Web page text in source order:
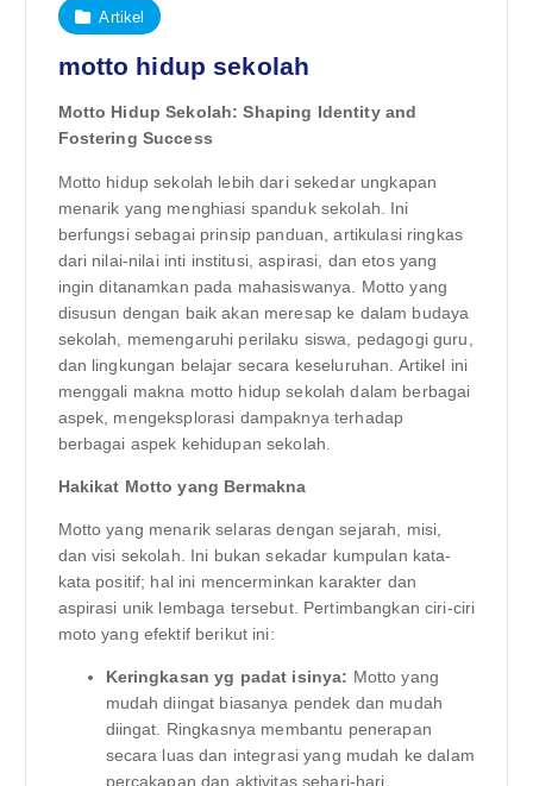
Artikel
motto hidup sekolah
Motto Hidup Sekolah: Shaping Identity and
Fostering Success
Motto hidup sekolah lebih dari sekedar ungkapan
menarik yang menghiasi spanduk sekolah. Ini
berfungsi sebagai prinsip panduan, artikulasi ringkas
dari nilai-nilai inti institusi, aspirasi, dan etos yang
ingin ditanamkan pada mahasiswanya. Motto yang
disusun dengan baik akan meresap ke dalam budaya
sekolah, memengaruhi perilaku siswa, pedagogi guru,
dan lingkungan belajar secara keseluruhan. Artikel ini
menggali makna motto hidup sekolah dalam berbagai
aspek, mengeksplorasi dampaknya terhadap
berbagai aspek kehidupan sekolah.
Hakikat Motto yang Bermakna
Motto yang menarik selaras dengan sejarah, misi,
dan visi sekolah. Ini bukan sekadar kumpulan kata-
kata positif; hal ini mencerminkan karakter dan
aspirasi unik lembaga tersebut. Pertimbangkan ciri-ciri
moto yang efektif berikut ini:
Keringkasan yg padat isinya: Motto yang
mudah diingat biasanya pendek dan mudah
diingat. Ringkasnya membantu penerapan
secara luas dan integrasi yang mudah ke dalam
percakapan dan aktivitas sehari-hari.